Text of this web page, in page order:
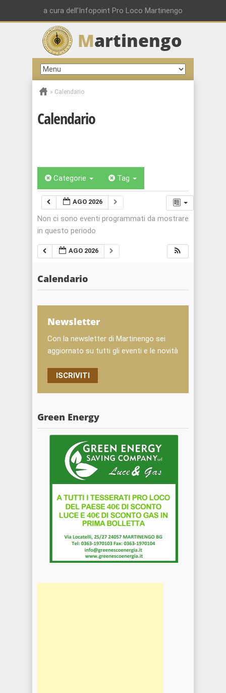
a cura dell'Infopoint Pro Loco Martinengo
Martinengo
» Calendario
Calendario
Categorie Tag
AGO 2026
Non ci sono eventi programmati da mostrare
in questo periodo
AGO 2026
Calendario
Newsletter
Con la newsletter di Martinengo sei
aggiornato su tutti gli eventi e le novità
ISCRIVITI
Green Energy